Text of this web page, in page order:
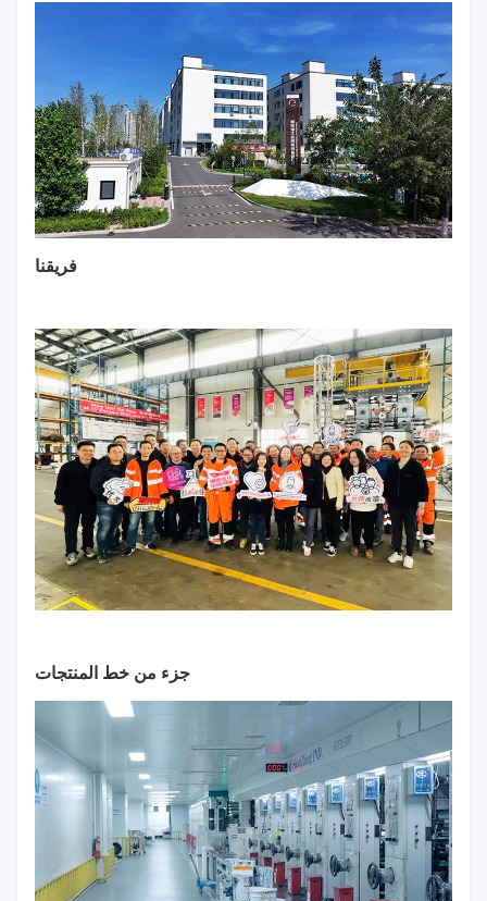
فريقنا
جزء من خط المنتجات